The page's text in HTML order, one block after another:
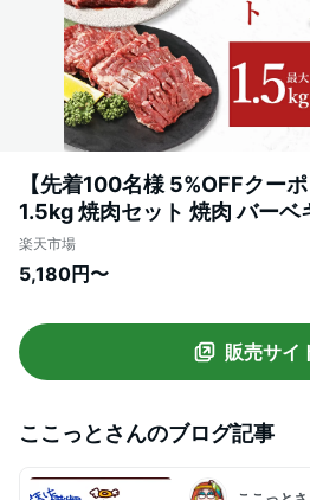
【先着100名様 5%OFFクー
1.5kg 焼肉セット 焼肉 バーベ
セット 赤身 焼き肉 大容量 牛
キ 焼き肉ギフト お中元 夏ギフ
バーベキュー BBQ 牛肉 食材
品 最大1.5kg組み
楽天市場
5,180円〜
販売サイ
ここっとさんのブログ記事